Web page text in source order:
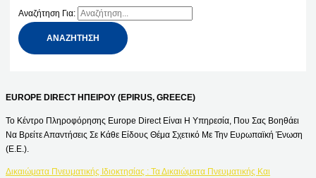
Αναζήτηση Για:
EUROPE DIRECT ΗΠΕΙΡΟΥ (EPIRUS, GREECE)
Το Κέντρο Πληροφόρησης Europe Direct Είναι Η Υπηρεσία, Που Σας Βοηθάει
Να Βρείτε Απαντήσεις Σε Κάθε Είδους Θέμα Σχετικό Με Την Ευρωπαϊκή Ένωση
(Ε.Ε.).
Δικαιώματα Πνευματικής Ιδιοκτησίας : Τα Δικαιώματα Πνευματικής Και